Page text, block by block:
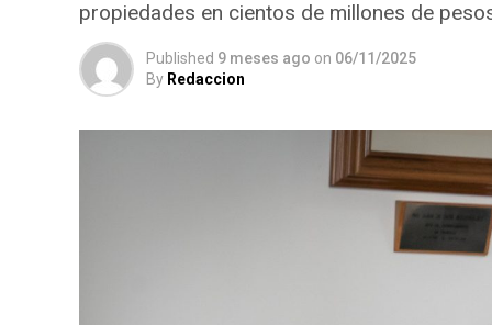
propiedades en cientos de millones de
Published 9 meses ago on 06/11/2025
By Redaccion